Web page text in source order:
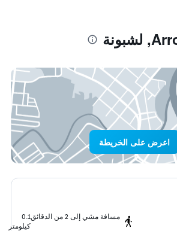
اعرض على الخريطة
مسافة مشي إلى 2 من الدقائق
0.1
كيلومتر